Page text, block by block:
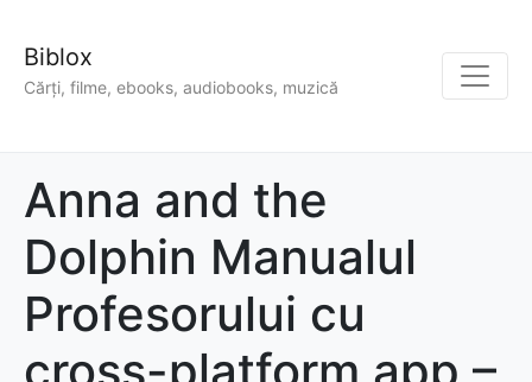
Biblox
Cărți, filme, ebooks, audiobooks, muzică
Anna and the
Dolphin Manualul
Profesorului cu